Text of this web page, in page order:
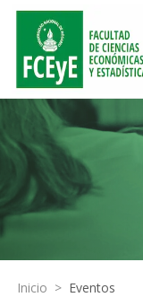
Inicio > Eventos